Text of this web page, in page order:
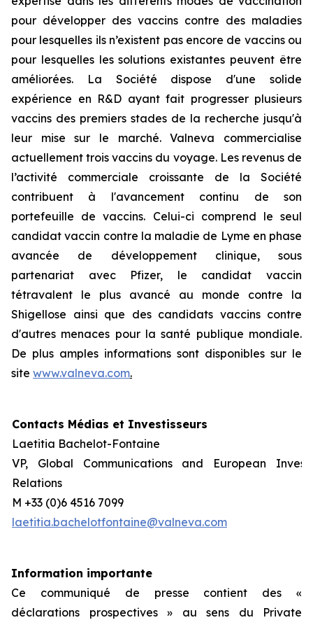
pour développer des vaccins contre des maladies
pour lesquelles ils n’existent pas encore de vaccins ou
pour lesquelles les solutions existantes peuvent être
améliorées. La Société dispose d'une solide
expérience en R&D ayant fait progresser plusieurs
vaccins des premiers stades de la recherche jusqu'à
leur mise sur le marché. Valneva commercialise
actuellement trois vaccins du voyage. Les revenus de
l’activité commerciale croissante de la Société
contribuent à l'avancement continu de son
portefeuille de vaccins. Celui-ci comprend le seul
candidat vaccin contre la maladie de Lyme en phase
avancée de développement clinique, sous
partenariat avec Pfizer, le candidat vaccin
tétravalent le plus avancé au monde contre la
Shigellose ainsi que des candidats vaccins contre
d'autres menaces pour la santé publique mondiale.
De plus amples informations sont disponibles sur le
site www.valneva.com.
Contacts Médias et Investisseurs
Laetitia Bachelot-Fontaine
VP, Global Communications and European
Relations
M +33 (0)6 4516 7099
laetitia.bachelotfontaine@valneva.com
Information importante
Ce communiqué de presse contient des «
déclarations prospectives » au sens du Private